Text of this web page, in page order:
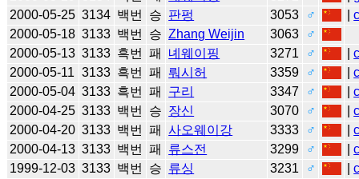
2000-05-25 3134 백번 승 판펑 3053 ♂ |
2000-05-18 3133 백번 승 Zhang Weijin 3063
♂
2000-05-13 3133 흑번 패 녜웨이핑 3271 ♂ |
2000-05-11 3133 흑번 패 뤄시허 3359 ♂ |
2000-05-04 3133 흑번 패 구리 3347 ♂ |
2000-04-25 3133 백번 승 장신 3070 ♂ |
2000-04-20 3133 백번 패 사오웨이강 3333 ♂ |
2000-04-13 3133 백번 패 류스전 3299 ♂ |
1999-12-03 3133 백번 승 류싱 3231 ♂ |